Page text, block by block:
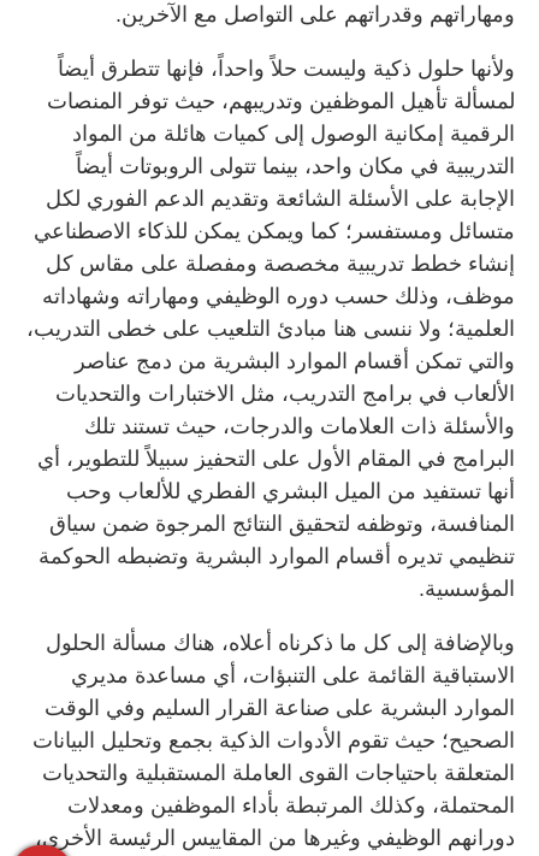
ومهاراتهم وقدراتهم على التواصل مع الآخرين.
ولأنها حلول ذكية وليست حلاً واحداً، فإنها تتطرق أيضاً
لمسألة تأهيل الموظفين وتدريبهم، حيث توفر المنصات
الرقمية إمكانية الوصول إلى كميات هائلة من المواد
التدريبية في مكان واحد، بينما تتولى الروبوتات أيضاً
الإجابة على الأسئلة الشائعة وتقديم الدعم الفوري لكل
متسائل ومستفسر؛ كما ويمكن يمكن للذكاء الاصطناعي
إنشاء خطط تدريبية مخصصة ومفصلة على مقاس كل
موظف، وذلك حسب دوره الوظيفي ومهاراته وشهاداته
العلمية؛ ولا ننسى هنا مبادئ التلعيب على خطى التدريب،
والتي تمكن أقسام الموارد البشرية من دمج عناصر
الألعاب في برامج التدريب، مثل الاختبارات والتحديات
والأسئلة ذات العلامات والدرجات، حيث تستند تلك
البرامج في المقام الأول على التحفيز سبيلاً للتطوير، أي
أنها تستفيد من الميل البشري الفطري للألعاب وحب
المنافسة، وتوظفه لتحقيق النتائج المرجوة ضمن سياق
تنظيمي تديره أقسام الموارد البشرية وتضبطه الحوكمة
المؤسسية.
وبالإضافة إلى كل ما ذكرناه أعلاه، هناك مسألة الحلول
الاستباقية القائمة على التنبؤات، أي مساعدة مديري
الموارد البشرية على صناعة القرار السليم وفي الوقت
الصحيح؛ حيث تقوم الأدوات الذكية بجمع وتحليل البيانات
المتعلقة باحتياجات القوى العاملة المستقبلية والتحديات
المحتملة، وكذلك المرتبطة بأداء الموظفين ومعدلات
دورانهم الوظيفي وغيرها من المقاييس الرئيسة الأخرى،